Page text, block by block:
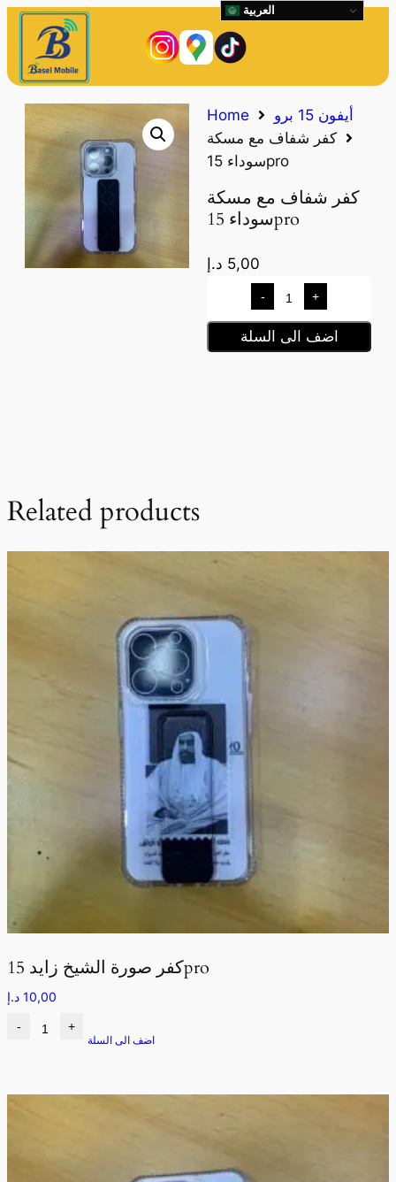
Home
أيفون 15 برو
كفر شفاف مع مسكة
سوداء 15pro
كفر شفاف مع مسكة
سوداء 15pro
5,00 د.إ
- +
اضف الى السلة
Related products
كفر صورة الشيخ زايد 15pro
10,00 د.إ
- +
اضف الى السلة
العربية